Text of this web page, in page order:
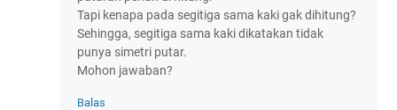
Tapi kenapa pada segitiga sama kaki gak dihitung?
Sehingga, segitiga sama kaki dikatakan tidak
punya simetri putar.
Mohon jawaban?
Balas